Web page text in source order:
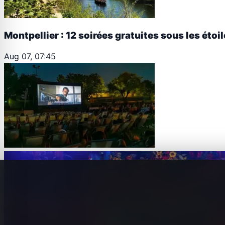
Montpellier : 12 soirées gratuites sous les
Aug 07, 07:45